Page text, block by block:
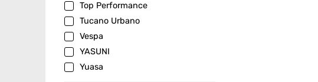
Top Performance
Tucano Urbano
Vespa
YASUNI
Yuasa